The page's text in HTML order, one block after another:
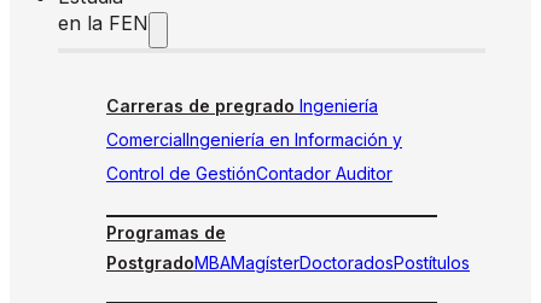
en la FEN
Carreras de pregrado Ingeniería
ComercialIngeniería en Información y
Control de GestiónContador Auditor
Programas de
PostgradoMBAMagísterDoctoradosPostítulos